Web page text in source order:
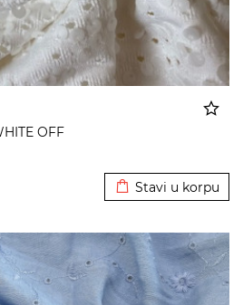
OFF
Stavi u korpu